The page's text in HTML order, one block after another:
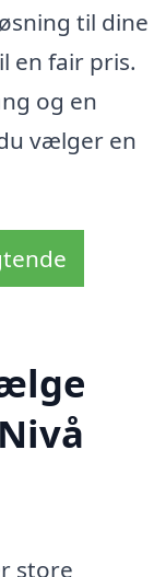
til dine
en fair pris.
og en
vælger en
store